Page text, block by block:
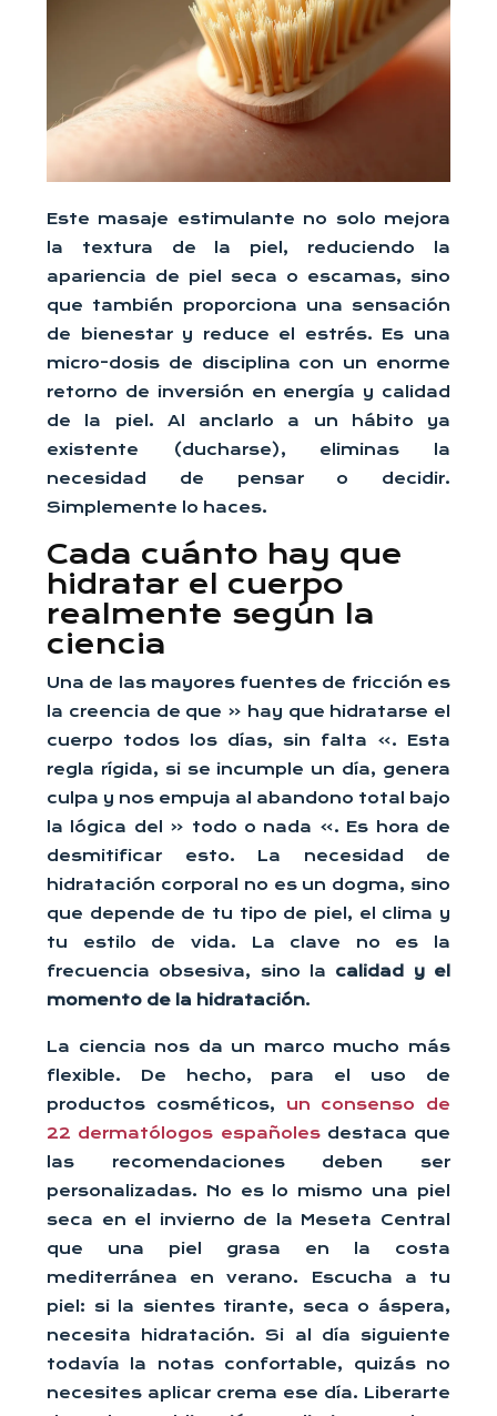
Este masaje estimulante no solo mejora
la textura de la piel, reduciendo la
apariencia de piel seca o escamas, sino
que también proporciona una sensación
de bienestar y reduce el estrés. Es una
micro-dosis de disciplina con un enorme
retorno de inversión en energía y calidad
de la piel. Al anclarlo a un hábito ya
existente (ducharse), eliminas la
necesidad de pensar o decidir.
Simplemente lo haces.
Cada cuánto hay que
hidratar el cuerpo
realmente según la
ciencia
Una de las mayores fuentes de fricción es
la creencia de que « hay que hidratarse el
cuerpo todos los días, sin falta ». Esta
regla rígida, si se incumple un día, genera
culpa y nos empuja al abandono total bajo
la lógica del « todo o nada ». Es hora de
desmitificar esto. La necesidad de
hidratación corporal no es un dogma, sino
que depende de tu tipo de piel, el clima y
tu estilo de vida. La clave no es la
frecuencia obsesiva, sino la calidad y el
momento de la hidratación.
La ciencia nos da un marco mucho más
flexible. De hecho, para el uso de
productos cosméticos, un consenso de
22 dermatólogos españolesdestaca que
las recomendaciones deben ser
personalizadas. No es lo mismo una piel
seca en el invierno de la Meseta Central
que una piel grasa en la costa
mediterránea en verano. Escucha a tu
piel: si la sientes tirante, seca o áspera,
necesita hidratación. Si al día siguiente
todavía la notas confortable, quizás no
necesites aplicar crema ese día. Liberarte